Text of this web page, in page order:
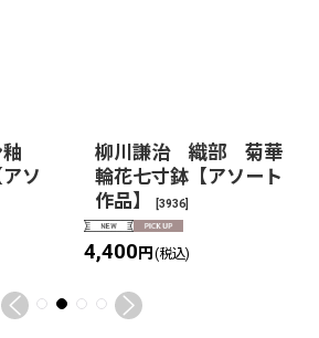
釉
ソ
柳川謙治 織部 菊華
輪花七寸鉢【アソート
作品】
[3936]
4,400円 (税込)